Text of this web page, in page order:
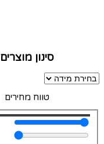
סינון מוצרים
טווח מחירים